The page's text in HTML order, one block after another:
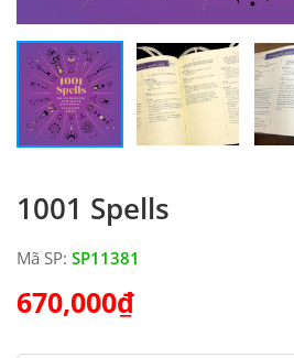
1001 Spells
Mã SP: SP11381
670,000₫